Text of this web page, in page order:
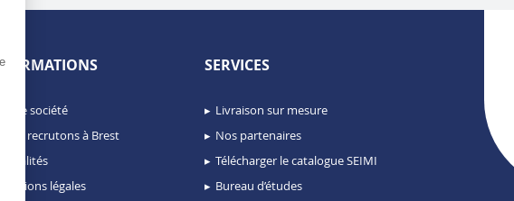
société
Nous recrutons à Brest
Actualités
Mentions légales
SERVICES
Livraison sur mesure
Nos partenaires
Télécharger le catalogue SEIMI
Bureau d’études